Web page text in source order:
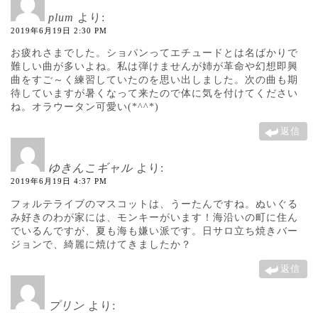
plum より:
2019年6月19日 2:30 PM
お疲れさまでした。ショパンってエチュードとは名ばかりで
難しい曲が多いよね。私は弾けませんが姉が革命や幻想即興
曲をすご～く練習していたのを思い出しました。次の曲も期
待していますが暑くなって来たので体に気を付けてください
ね。オラウータン可愛い(*^^*)
返信
ゆきんこギャル より:
2019年6月19日 4:37 PM
フォルテライブのマスコットは、うーたんですね。ぬいぐる
み好きのわが家には、モンキーがいます！海沿いの町に住ん
でいるんですが、夏も海も嫌い派です。日サロ立ち焼きバー
ジョンで、綺麗に焼けてきましたか？
返信
プリン より: